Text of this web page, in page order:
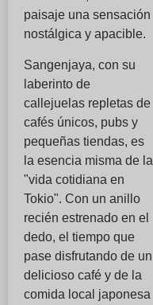
paisaje una sensación
nostálgica y apacible.
Sangenjaya, con su
laberinto de
callejuelas repletas de
cafés únicos, pubs y
pequeñas tiendas, es
la esencia misma de la
"vida cotidiana en
Tokio". Con un anillo
recién estrenado en el
dedo, el tiempo que
pase disfrutando de un
delicioso café y de la
comida local japonesa